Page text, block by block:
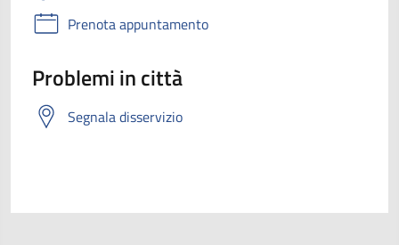
Prenota appuntamento
Problemi in città
Segnala disservizio